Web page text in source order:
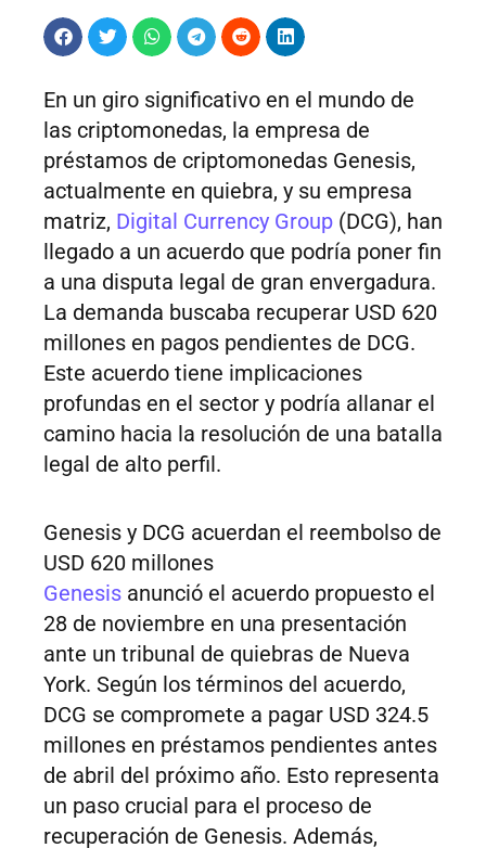
En un giro significativo en el mundo de
las criptomonedas, la empresa de
préstamos de criptomonedas Genesis,
actualmente en quiebra, y su empresa
matriz, Digital Currency Group (DCG), han
llegado a un acuerdo que podría poner fin
a una disputa legal de gran envergadura.
La demanda buscaba recuperar USD 620
millones en pagos pendientes de DCG.
Este acuerdo tiene implicaciones
profundas en el sector y podría allanar el
camino hacia la resolución de una batalla
legal de alto perfil.
Genesis y DCG acuerdan el reembolso de
USD 620 millones
Genesis anunció el acuerdo propuesto el
28 de noviembre en una presentación
ante un tribunal de quiebras de Nueva
York. Según los términos del acuerdo,
DCG se compromete a pagar USD 324.5
millones en préstamos pendientes antes
de abril del próximo año. Esto representa
un paso crucial para el proceso de
recuperación de Genesis. Además,